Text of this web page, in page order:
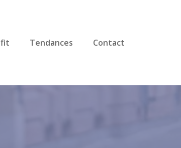
Tendances Contact